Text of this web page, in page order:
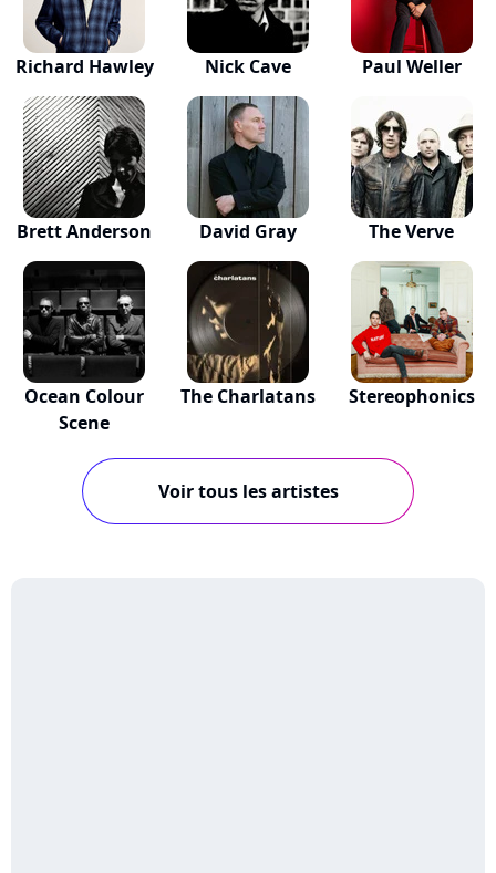
Richard Hawley Nick Cave Paul Weller
Brett Anderson David Gray The Verve
Ocean Colour
Scene
The Charlatans Stereophonics
Voir tous les artistes